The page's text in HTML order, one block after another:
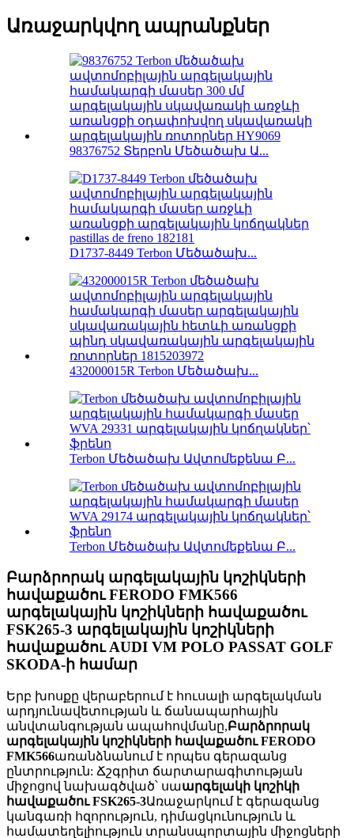
Առաջարկվող ապրանքներ
98376752 Տերբոն Մեծածախ Ա...
D1737-8449 Terbon Մեծածախ...
432000015R Terbon Մեծածախ...
Terbon Մեծածախ Ավտոմեքենա Բ...
Terbon Մեծածախ Ավտոմեքենա Բ...
Բարձրորակ արգելակային կոշիկների
հավաքածու FERODO FMK566
արգելակային կոշիկների հավաքածու
FSK265-3 արգելակային կոշիկների
հավաքածու AUDI VM POLO PASSAT GOLF
SKODA-ի համար
Երբ խոսքը վերաբերում է հուսալի արգելակման
արդյունավետության և ճանապարհային
անվտանգության ապահովմանը,Բարձրորակ
արգելակային կոշիկների հավաքածու FERODO
FMK566առանձնանում է որպես գերազանց
ընտրություն: Ճշգրիտ ճարտարագիտության
միջոցով նախագծված՝ սաարգելակի կոշիկի
հավաքածու FSK265-3Առաջարկում է գերազանց
կանգառի հզորություն, դիմացկունություն և
համատեղելիություն տրանսպորտային միջոցների